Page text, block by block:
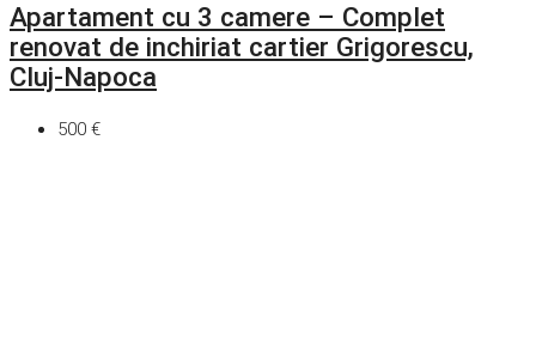
Apartament cu 3 camere – Complet
renovat de inchiriat cartier Grigorescu,
Cluj-Napoca
500 €